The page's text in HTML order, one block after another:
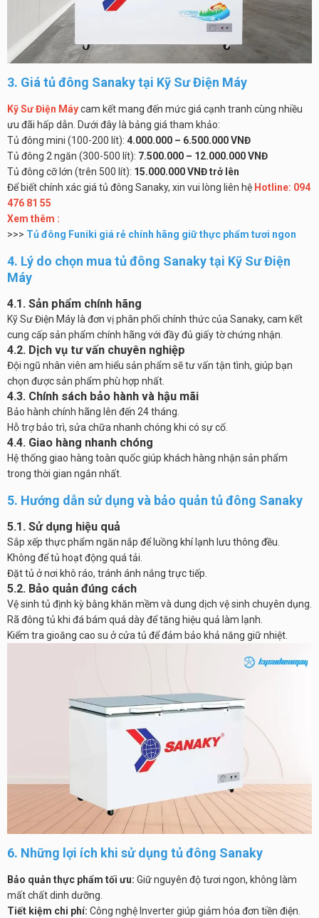
3. Giá tủ đông Sanaky tại Kỹ Sư Điện Máy
Kỹ Sư Điện Máycam kết mang đến mức giá cạnh tranh cùng nhiều
ưu đãi hấp dẫn. Dưới đây là bảng giá tham khảo:
Tủ đông mini (100-200 lít): 4.000.000 – 6.500.000 VNĐ
Tủ đông 2 ngăn (300-500 lít): 7.500.000 – 12.000.000 VNĐ
Tủ đông cỡ lớn (trên 500 lít): 15.000.000 VNĐ trở lên
Để biết chính xác giá tủ đông Sanaky, xin vui lòng liên hệ Hotline: 094
476 81 55
Xem thêm :
>>> Tủ đông Funiki giá rẻ chính hãng giữ thực phẩm tươi ngon
4. Lý do chọn mua tủ đông Sanaky tại Kỹ Sư Điện
Máy
4.1. Sản phẩm chính hãng
Kỹ Sư Điện Máy là đơn vị phân phối chính thức của Sanaky, cam kết
cung cấp sản phẩm chính hãng với đầy đủ giấy tờ chứng nhận.
4.2. Dịch vụ tư vấn chuyên nghiệp
Đội ngũ nhân viên am hiểu sản phẩm sẽ tư vấn tận tình, giúp bạn
chọn được sản phẩm phù hợp nhất.
4.3. Chính sách bảo hành và hậu mãi
Bảo hành chính hãng lên đến 24 tháng.
Hỗ trợ bảo trì, sửa chữa nhanh chóng khi có sự cố.
4.4. Giao hàng nhanh chóng
Hệ thống giao hàng toàn quốc giúp khách hàng nhận sản phẩm
trong thời gian ngắn nhất.
5. Hướng dẫn sử dụng và bảo quản tủ đông Sanaky
5.1. Sử dụng hiệu quả
Sắp xếp thực phẩm ngăn nắp để luồng khí lạnh lưu thông đều.
Không để tủ hoạt động quá tải.
Đặt tủ ở nơi khô ráo, tránh ánh nắng trực tiếp.
5.2. Bảo quản đúng cách
Vệ sinh tủ định kỳ bằng khăn mềm và dung dịch vệ sinh chuyên dụng.
Rã đông tủ khi đá bám quá dày để tăng hiệu quả làm lạnh.
Kiểm tra gioăng cao su ở cửa tủ để đảm bảo khả năng giữ nhiệt.
6. Những lợi ích khi sử dụng tủ đông Sanaky
Bảo quản thực phẩm tối ưu: Giữ nguyên độ tươi ngon, không làm
mất chất dinh dưỡng.
Tiết kiệm chi phí: Công nghệ Inverter giúp giảm hóa đơn tiền điện.